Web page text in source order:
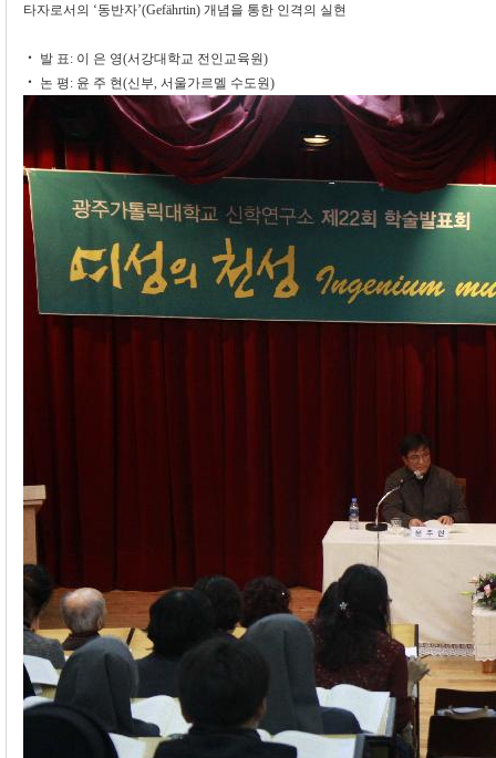
타자로서의 ‘동반자’(Gefährtin) 개념을 통한 인격의 실현
‧ 발 표: 이 은 영(서강대학교 전인교육원)
‧ 논 평: 윤 주 현(신부, 서울가르멜 수도원)